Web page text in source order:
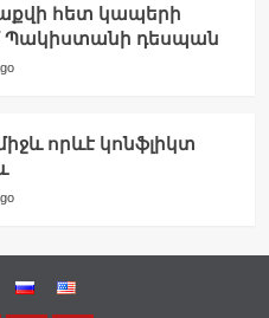
հետ կապերի
Պակիստանի դեսպան
որևէ կոնֆլիկտ